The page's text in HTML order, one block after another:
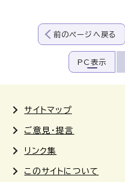
前のページへ戻る
PC表示
サイトマップ
ご意見・提言
リンク集
このサイトについて